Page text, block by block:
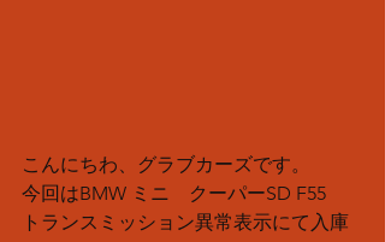
こんにちわ、グラブカーズです。
今回はBMW ミニ　クーパーSD F55
トランスミッション異常表示にて入庫